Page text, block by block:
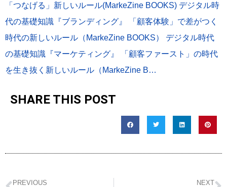
「つなげる」新しいルール(MarkeZine BOOKS) デジタル時
代の基礎知識『ブランディング』 「顧客体験」で差がつく
時代の新しいルール（MarkeZine BOOKS）
デジタル時代
の基礎知識『マーケティング』 「顧客ファースト」の時代
を生き抜く新しいルール（MarkeZine B…
SHARE THIS POST
PREVIOUS NEXT